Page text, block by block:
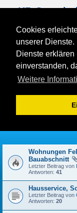
Cookies
unserer
Dienste
einverstanden,
Weitere
KB
FAQ
Foren-Übersicht
Wohnungen
Bauabschnitt
Letzter Beitrag von
Antworten: 41
Hausservice,
Letzter Beitrag von
Antworten: 20